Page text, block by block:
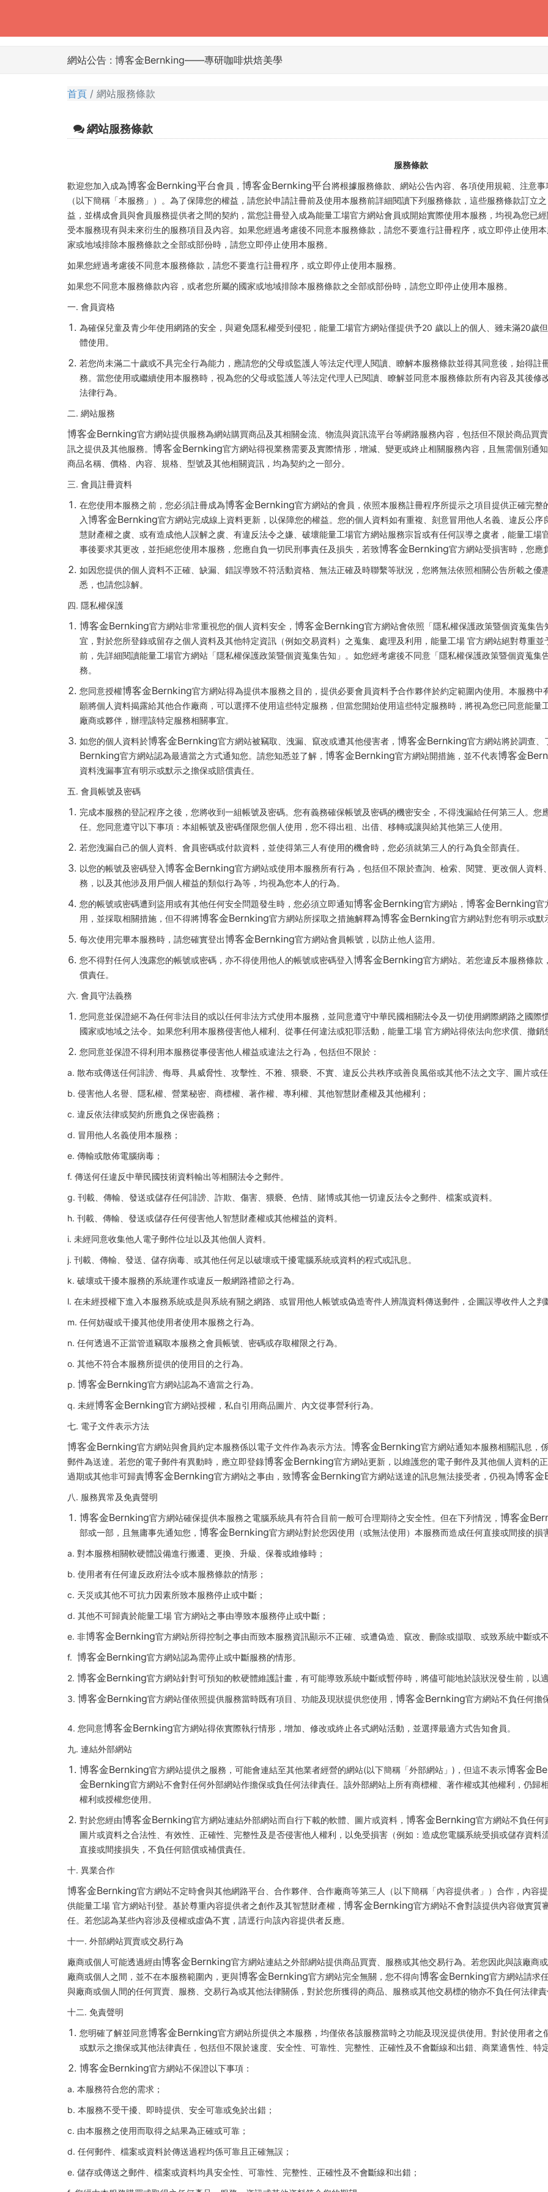
網站公告 : 博客金Bernking――專研咖啡烘焙美學
首頁 網站服務條款
網站服務條款
服務條款
歡迎您加入成為博客金Bernking平台會員， 博客金Bernking平台將根據服務條款、網站公告內容、各項使用規範、注意
（以下簡稱「本服務」）。為了保障您的權益，請您於申請註冊前及使用本服務前詳細閱讀下列服務條款，這些服務條款訂立
益，並構成會員與會員服務提供者之間的契約，當您註冊登入成為能量工場官方網站會員或開始實際使用本服務，均視為您已
受本服務現有與未來衍生的服務項目及內容。如果您經過考慮後不同意本服務條款，請您不要進行註冊程序，或立即停止使用
家或地域排除本服務條款之全部或部份時，請您立即停止使用本服務。
如果您經過考慮後不同意本服務條款，請您不要進行註冊程序，或立即停止使用本服務。
如果您不同意本服務條款內容，或者您所屬的國家或地域排除本服務條款之全部或部份時，請您立即停止使用本服務。
一. 會員資格
為確保兒童及青少年使用網路的安全，與避免隱私權受到侵犯，能量工場官方網站僅提供予20 歲以上的個人、雖未滿20歲
體使用。
若您尚未滿二十歲或不具完全行為能力，應請您的父母或監護人等法定代理人閱讀、瞭解本服務條款並得其同意後，始得
務。當您使用或繼續使用本服務時，視為您的父母或監護人等法定代理人已閱讀、瞭解並同意本服務條款所有內容及其後
法律行為。
二. 網站服務
博客金Bernking官方網站提供服務為網站購買商品及其相關金流、物流與資訊流平台等網路服務內容，包括但不限於商品買
訊之提供及其他服務。 博客金Bernking官方網站得視業務需要及實際情形，增減、變更或終止相關服務內容，且無需個別通
商品名稱、價格、內容、規格、型號及其他相關資訊，均為契約之一部分。
三. 會員註冊資料
在您使用本服務之前，您必須註冊成為博客金Bernking官方網站的會員，依照本服務註冊程序所提示之項目提供正確完
入博客金Bernking官方網站完成線上資料更新，以保障您的權益。您的個人資料如有重複、刻意冒用他人名義、違反公
慧財產權之虞、或有造成他人誤解之虞、有違反法令之嫌、破壞能量工場官方網站服務宗旨或有任何誤導之虞者，能量工
事後要求其更改，並拒絕您使用本服務，您應自負一切民刑事責任及損失，若致博客金Bernking官方網站受損害時，您應
如因您提供的個人資料不正確、缺漏、錯誤導致不符活動資格、無法正確及時聯繫等狀況，您將無法依照相關公告所載之
悉，也請您諒解。
四. 隱私權保護
博客金Bernking官方網站非常重視您的個人資料安全， 博客金Bernking官方網站會依照「隱私權保護政策暨個資蒐集
宜，對於您所登錄或留存之個人資料及其他特定資訊（例如交易資料）之蒐集、處理及利用，能量工場 官方網站絕對尊重
前，先詳細閱讀能量工場官方網站「隱私權保護政策暨個資蒐集告知」。如您經考慮後不同意「隱私權保護政策暨個資蒐
務。
您同意授權博客金Bernking官方網站得為提供本服務之目的，提供必要會員資料予合作夥伴於約定範圍內使用。本服務
願將個人資料揭露給其他合作廠商，可以選擇不使用這些特定服務，但當您開始使用這些特定服務時，將視為您已同意能
廠商或夥伴，辦理該特定服務相關事宜。
如您的個人資料於博客金Bernking官方網站被竊取、洩漏、竄改或遭其他侵害者， 博客金Bernking官方網站將於調查、
Bernking官方網站認為最適當之方式通知您。請您知悉並了解， 博客金Bernking官方網站開措施，並不代表博客金
資料洩漏事宜有明示或默示之擔保或賠償責任。
五. 會員帳號及密碼
完成本服務的登記程序之後，您將收到一組帳號及密碼。您有義務確保帳號及密碼的機密安全，不得洩漏給任何第三人。
任。您同意遵守以下事項：本組帳號及密碼僅限您個人使用，您不得出租、出借、移轉或讓與給其他第三人使用。
若您洩漏自己的個人資料、會員密碼或付款資料，並使得第三人有使用的機會時，您必須就第三人的行為負全部責任。
以您的帳號及密碼登入博客金Bernking官方網站或使用本服務所有行為，包括但不限於查詢、檢索、閱覽、更改個人資
務，以及其他涉及用戶個人權益的類似行為等，均視為您本人的行為。
您的帳號或密碼遭到盜用或有其他任何安全問題發生時，您必須立即通知博客金Bernking官方網站， 博客金Bernking官
用，並採取相關措施，但不得將博客金Bernking官方網站所採取之措施解釋為博客金Bernking官方網站對您有明示或默
每次使用完畢本服務時，請您確實登出博客金Bernking官方網站會員帳號，以防止他人盜用。
您不得對任何人洩露您的帳號或密碼，亦不得使用他人的帳號或密碼登入博客金Bernking官方網站。若您違反本服務條款
償責任。
六. 會員守法義務
您同意並保證絕不為任何非法目的或以任何非法方式使用本服務，並同意遵守中華民國相關法令及一切使用網際網路之國
國家或地域之法令。如果您利用本服務侵害他人權利、從事任何違法或犯罪活動，能量工場 官方網站得依法向您求償、撤
您同意並保證不得利用本服務從事侵害他人權益或違法之行為，包括但不限於：
a. 散布或傳送任何誹謗、侮辱、具威脅性、攻擊性、不雅、猥褻、不實、違反公共秩序或善良風俗或其他不法之文字、圖片或
b. 侵害他人名譽、隱私權、營業秘密、商標權、著作權、專利權、其他智慧財產權及其他權利；
c. 違反依法律或契約所應負之保密義務；
d. 冒用他人名義使用本服務；
e. 傳輸或散佈電腦病毒；
f. 傳送何任違反中華民國技術資料輸出等相關法令之郵件。
g. 刊載、傳輸、發送或儲存任何誹謗、詐欺、傷害、猥褻、色情、賭博或其他一切違反法令之郵件、檔案或資料。
h. 刊載、傳輸、發送或儲存任何侵害他人智慧財產權或其他權益的資料。
i. 未經同意收集他人電子郵件位址以及其他個人資料。
j. 刊載、傳輸、發送、儲存病毒、或其他任何足以破壞或干擾電腦系統或資料的程式或訊息。
k. 破壞或干擾本服務的系統運作或違反一般網路禮節之行為。
l. 在未經授權下進入本服務系統或是與系統有關之網路、或冒用他人帳號或偽造寄件人辨識資料傳送郵件，企圖誤導收件人之判
m. 任何妨礙或干擾其他使用者使用本服務之行為。
n. 任何透過不正當管道竊取本服務之會員帳號、密碼或存取權限之行為。
o. 其他不符合本服務所提供的使用目的之行為。
p. 博客金Bernking官方網站認為不適當之行為。
q. 未經博客金Bernking官方網站授權，私自引用商品圖片、內文從事營利行為。
七. 電子文件表示方法
博客金Bernking官方網站與會員約定本服務係以電子文件作為表示方法。 博客金Bernking官方網站通知本服務相關訊息，
郵件為送達。若您的電子郵件有異動時，應立即登錄博客金Bernking官方網站更新，以維護您的電子郵件及其他個人資料的
過期或其他非可歸責博客金Bernking官方網站之事由，致博客金Bernking官方網站送達的訊息無法接受者，仍視為博客金
八. 服務異常及免責聲明
博客金Bernking官方網站確保提供本服務之電腦系統具有符合目前一般可合理期待之安全性。但在下列情況， 博客金
部或一部，且無庸事先通知您， 博客金Bernking官方網站對於您因使用（或無法使用）本服務而造成任何直接或間接的損
a. 對本服務相關軟硬體設備進行搬遷、更換、升級、保養或維修時；
b. 使用者有任何違反政府法令或本服務條款的情形；
c. 天災或其他不可抗力因素所致本服務停止或中斷；
d. 其他不可歸責於能量工場 官方網站之事由導致本服務停止或中斷；
e. 非博客金Bernking官方網站所得控制之事由而致本服務資訊顯示不正確、或遭偽造、竄改、刪除或擷取、或致系統中斷或
f. 博客金Bernking官方網站認為需停止或中斷服務的情形。
2. 博客金Bernking官方網站針對可預知的軟硬體維護計畫，有可能導致系統中斷或暫停時，將儘可能地於該狀況發生前，以
3. 博客金Bernking官方網站僅依照提供服務當時既有項目、功能及現狀提供您使用， 博客金Bernking官方網站不負任何擔
4. 您同意博客金Bernking官方網站得依實際執行情形，增加、修改或終止各式網站活動，並選擇最適方式告知會員。
九. 連結外部網站
博客金Bernking官方網站提供之服務，可能會連結至其他業者經營的網站(以下簡稱「外部網站」)，但這不表示博客金
金Bernking官方網站不會對任何外部網站作擔保或負任何法律責任。該外部網站上所有商標權、著作權或其他權利，仍歸
權利或授權您使用。
對於您經由博客金Bernking官方網站連結外部網站而自行下載的軟體、圖片或資料， 博客金Bernking官方網站不負任何
圖片或資料之合法性、有效性、正確性、完整性及是否侵害他人權利，以免受損害（例如：造成您電腦系統受損或儲存資料
直接或間接損失，不負任何賠償或補償責任。
十. 異業合作
博客金Bernking官方網站不定時會與其他網路平台、合作夥伴、合作廠商等第三人（以下簡稱「內容提供者」）合作，內容
供能量工場 官方網站刊登。基於尊重內容提供者之創作及其智慧財產權， 博客金Bernking官方網站不會對該提供內容做實質
任。若您認為某些內容涉及侵權或虛偽不實，請逕行向該內容提供者反應。
十一. 外部網站買賣或交易行為
廠商或個人可能透過經由博客金Bernking官方網站連結之外部網站提供商品買賣、服務或其他交易行為。若您因此與該廠商
廠商或個人之間，並不在本服務範圍內，更與博客金Bernking官方網站完全無關，您不得向博客金Bernking官方網站請求
與廠商或個人間的任何買賣、服務、交易行為或其他法律關係，對於您所獲得的商品、服務或其他交易標的物亦不負任何法律
十二. 免責聲明
您明確了解並同意博客金Bernking官方網站所提供之本服務，均僅依各該服務當時之功能及現況提供使用。對於使用者
或默示之擔保或其他法律責任，包括但不限於速度、安全性、可靠性、完整性、正確性及不會斷線和出錯、商業適售性、特
博客金Bernking官方網站不保證以下事項：
a. 本服務符合您的需求；
b. 本服務不受干擾、即時提供、安全可靠或免於出錯；
c. 由本服務之使用而取得之結果為正確或可靠；
d. 任何郵件、檔案或資料於傳送過程均係可靠且正確無誤；
e. 儲存或傳送之郵件、檔案或資料均具安全性、可靠性、完整性、正確性及不會斷線和出錯；